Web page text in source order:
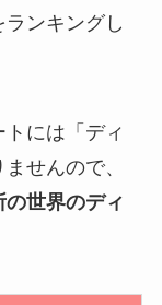
ランキングし
には「ディ
せんので、
世界のディ